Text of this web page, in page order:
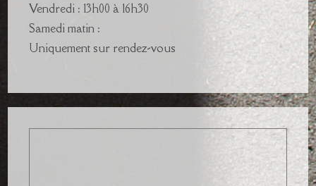
Vendredi : 13h00 à 16h30
Samedi matin :
Uniquement sur rendez-vous